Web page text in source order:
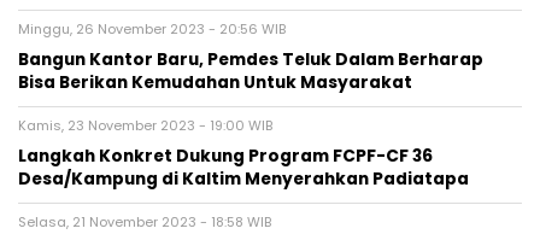
Minggu, 26 November 2023 - 20:56 WIB
Bangun Kantor Baru, Pemdes Teluk Dalam Berharap
Bisa Berikan Kemudahan Untuk Masyarakat
Kamis, 23 November 2023 - 19:00 WIB
Langkah Konkret Dukung Program FCPF-CF 36
Desa/Kampung di Kaltim Menyerahkan Padiatapa
Selasa, 21 November 2023 - 18:58 WIB